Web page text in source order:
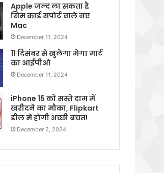
Apple जल्द ला सकता है
सिम कार्ड सपोर्ट वाले नए
Mac
December 11, 2024
11 दिसंबर से खुलेगा मेगा मार्ट
का आईपीओ
December 11, 2024
iPhone 15 को सस्ते दाम में
खरीदने का मौका, Flipkart
डील में होगी अच्छी बचत!
December 2, 2024